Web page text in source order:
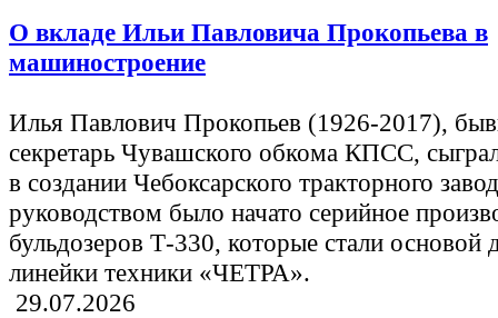
О вкладе Ильи Павловича Прокопьева в
машиностроение
Илья Павлович Прокопьев (1926-2017),
секретарь Чувашского обкома КПСС,
в создании Чебоксарского тракторного
руководством было начато серийное
бульдозеров Т-330, которые стали основой
линейки техники «ЧЕТРА».
29.07.2026